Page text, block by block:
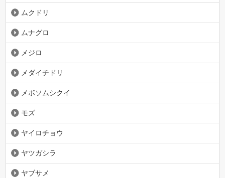
ムクドリ
ムナグロ
メジロ
メダイチドリ
メボソムシクイ
モズ
ヤイロチョウ
ヤツガシラ
ヤブサメ